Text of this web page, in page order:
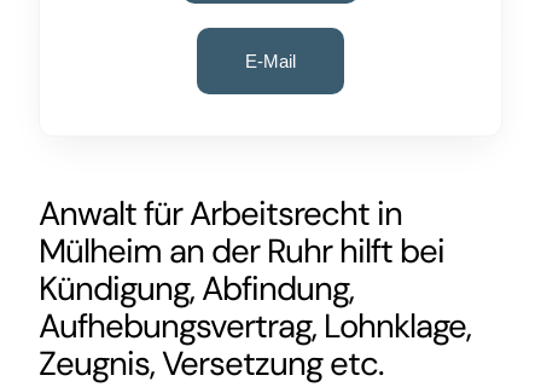
E-Mail
Anwalt für Arbeitsrecht in
Mülheim an der Ruhrhilft bei
Kündigung, Abfindung,
Aufhebungsvertrag, Lohnklage,
Zeugnis, Versetzung etc.